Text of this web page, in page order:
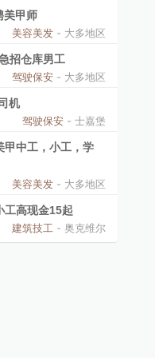
美甲师
美容美发 - 大多地区
招仓库男工
驾驶保安 - 大多地区
机
驾驶保安 - 士嘉堡
甲中工，小工，学
美容美发 - 大多地区
工高现金15起
建筑技工 - 奥克维尔